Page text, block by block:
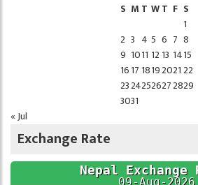
S M T WT F S
1
2 3 4 5 6 7 8
9 1011 12 13 1415
1617 1819202122
23242526272829
3031
« Jul
Exchange Rate